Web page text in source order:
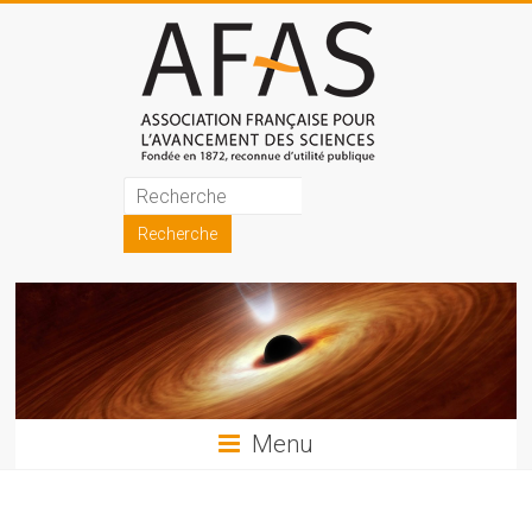
Association
française
pour
l'avancement
des
sciences
Menu